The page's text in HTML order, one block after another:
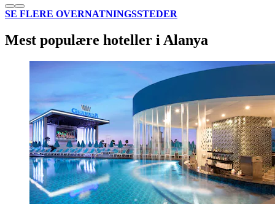
SE FLERE OVERNATNINGSSTEDER
Mest populære hoteller i Alanya